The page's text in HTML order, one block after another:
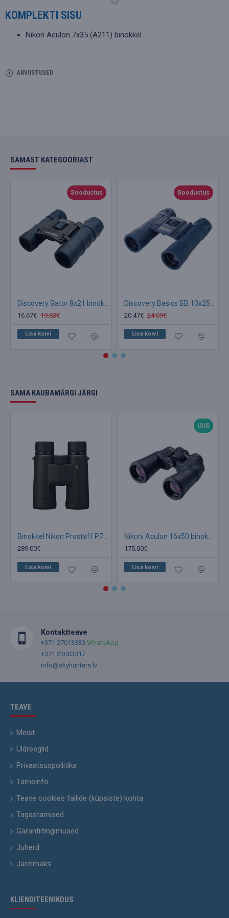
KOMPLEKTI SISU
Nikon Aculon 7x35 (A211) binokkel
ARVUSTUSED
SAMAST KATEGOORIAST
Soodustus
16.67€ 19.63€
Lisa korvi
Soodustus
20.47€ 24.09€
Lisa korvi
SAMA KAUBAMÄRGI JÄRGI
289.00€
Lisa korvi
UUS
175.00€
Lisa korvi
Kontaktteave
+371 27013333 WhatsApp
+371 23003317
info@skyhunters.lv
TEAVE
Meist
Üldreeglid
Privaatsuspoliitika
Tarneinfo
Teave cookies failide (küpsiste) kohta
Tagastamised
Garantiitingimused
Juherd
Järelmaks
KLIENDITEENINDUS